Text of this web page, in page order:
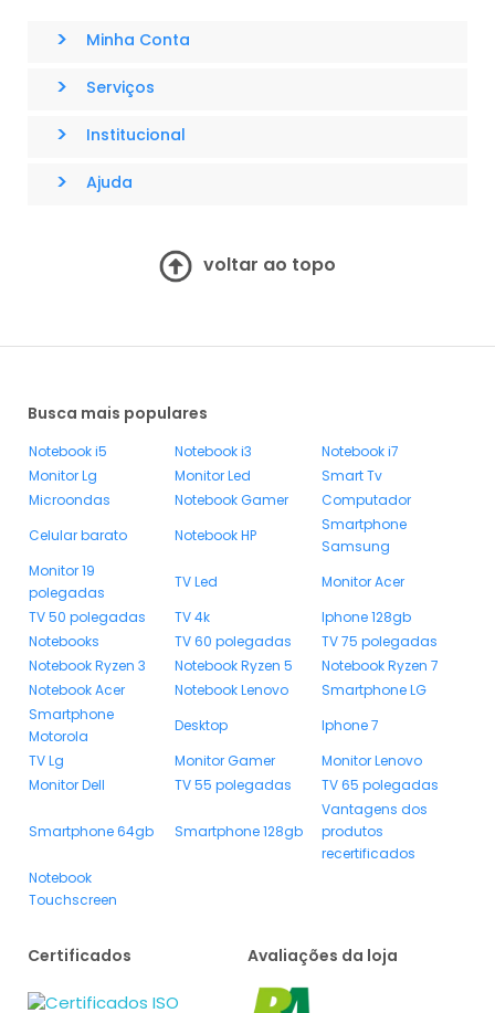
> Minha Conta
> Serviços
> Institucional
> Ajuda
voltar ao topo
Busca mais populares
Notebook i5 Notebook i3
Notebook i7
Monitor Lg
Monitor Led
Smart Tv
Microondas
Notebook Gamer
Computador
Celular barato
Notebook HP
Smartphone
Samsung
Monitor 19
polegadas
TV Led
Monitor Acer
TV 50 polegadas
TV 4k
Iphone 128gb
Notebooks
TV 60 polegadas
TV 75 polegadas
Notebook Ryzen 3
Notebook Ryzen 5
Notebook Ryzen 7
Notebook Acer
Notebook Lenovo
Smartphone LG
Smartphone
Motorola
Desktop
Iphone 7
TV Lg
Monitor Gamer
Monitor Lenovo
Monitor Dell
TV 55 polegadas TV 65 polegadas
Smartphone 64gb Smartphone 128gb
Vantagens dos
produtos
recertificados
Notebook
Touchscreen
Certificados Avaliações da loja